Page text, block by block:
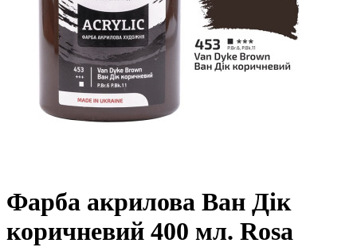
Фарба акрилова Ван Дік
коричневий 400 мл. Rosa